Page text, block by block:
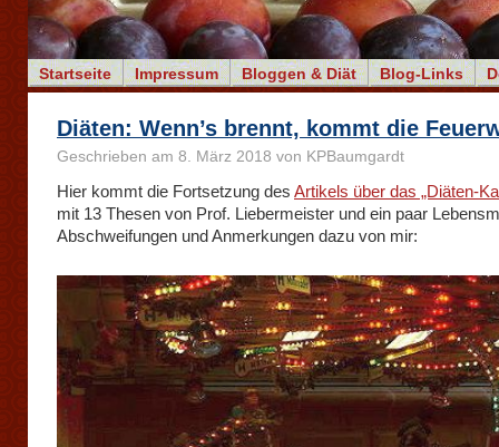
Startseite Impressum Bloggen & Diät Blog-Links
Diäten: Wenn’s brennt, kommt die
Geschrieben am 8. März 2018 von KPBaumgardt
Hier kommt die Fortsetzung des Artikels über das „Diäten-
mit 13 Thesen von Prof. Liebermeister und ein paar
Abschweifungen und Anmerkungen dazu von mir: